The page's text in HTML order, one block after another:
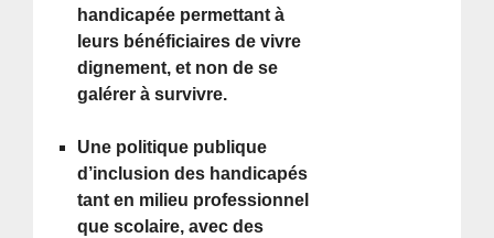
handicapée permettant à
leurs bénéficiaires de vivre
dignement, et non de se
galérer à survivre.
Une politique publique
d’inclusion des handicapés
tant en milieu professionnel
que scolaire, avec des